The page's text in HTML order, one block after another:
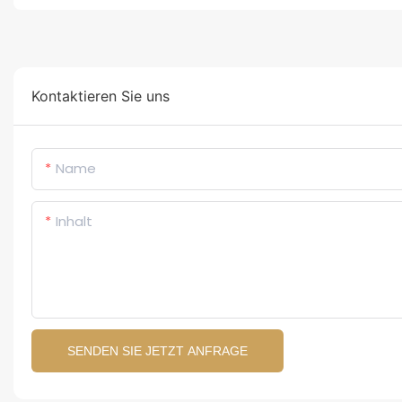
Kontaktieren Sie uns
Name
Inhalt
SENDEN SIE JETZT ANFRAGE